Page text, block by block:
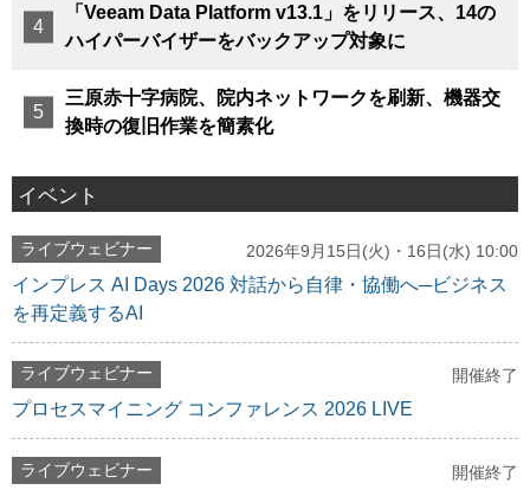
「Veeam Data Platform v13.1」をリリース、14の
ハイパーバイザーをバックアップ対象に
三原赤十字病院、院内ネットワークを刷新、機器交
換時の復旧作業を簡素化
イベント
ライブウェビナー 2026年9月15日(火)・16日(水) 10:00
インプレス AI Days 2026 対話から自律・協働へ─ビジネス
を再定義するAI
ライブウェビナー 開催終了
プロセスマイニング コンファレンス 2026 LIVE
ライブウェビナー 開催終了